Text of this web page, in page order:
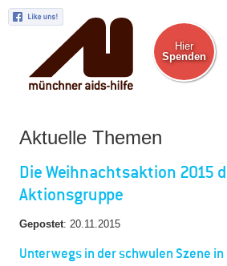
Hier
Spenden
Aktuelle Themen
Die Weihnachtsaktion 2015
Aktionsgruppe
Gepostet: 20.11.2015
Unterwegs in der schwulen Szene in